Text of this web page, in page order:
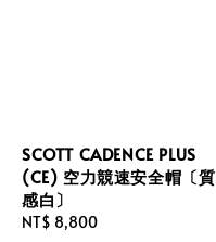
SCOTT CADENCE PLUS
(CE) 空力競速安全帽〔質
感白〕
Regular
NT$ 8,800